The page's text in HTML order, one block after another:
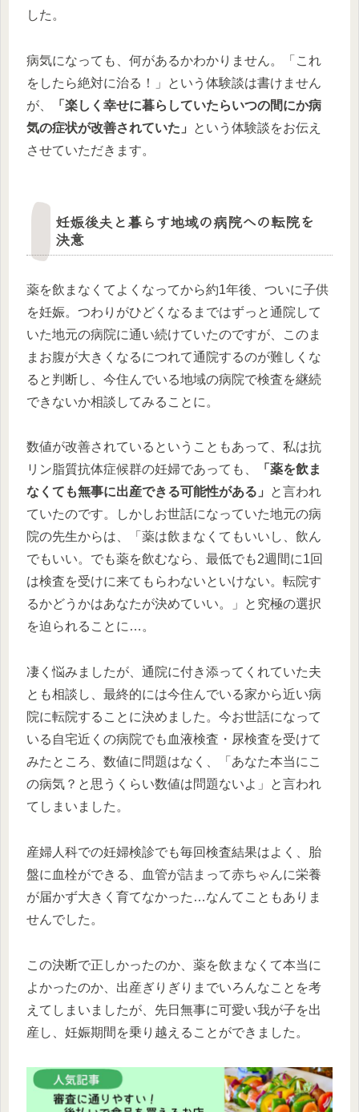
した。
病気になっても、何があるかわかりません。「これ
をしたら絶対に治る！」という体験談は書けません
が、
「楽しく幸せに暮らしていたらいつの間にか病
気の症状が改善されていた」
という体験談をお伝え
させていただきます。
妊娠後夫と暮らす地域の病院への転院を
決意
薬を飲まなくてよくなってから約1年後、ついに子供
を妊娠。つわりがひどくなるまではずっと通院して
いた地元の病院に通い続けていたのですが、このま
まお腹が大きくなるにつれて通院するのが難しくな
ると判断し、今住んでいる地域の病院で検査を継続
できないか相談してみることに。
数値が改善されているということもあって、私は抗
リン脂質抗体症候群の妊婦であっても、
「薬を飲ま
なくても無事に出産できる可能性がある」
と言われ
ていたのです。しかしお世話になっていた地元の病
院の先生からは、「薬は飲まなくてもいいし、飲ん
でもいい。でも薬を飲むなら、最低でも2週間に1回
は検査を受けに来てもらわないといけない。転院す
るかどうかはあなたが決めていい。」と究極の選択
を迫られることに…。
凄く悩みましたが、通院に付き添ってくれていた夫
とも相談し、最終的には今住んでいる家から近い病
院に転院することに決めました。今お世話になって
いる自宅近くの病院でも血液検査・尿検査を受けて
みたところ、数値に問題はなく、「あなた本当にこ
の病気？と思うくらい数値は問題ないよ」と言われ
てしまいました。
産婦人科での妊婦検診でも毎回検査結果はよく、胎
盤に血栓ができる、血管が詰まって赤ちゃんに栄養
が届かず大きく育てなかった…なんてこともありま
せんでした。
この決断で正しかったのか、薬を飲まなくて本当に
よかったのか、出産ぎりぎりまでいろんなことを考
えてしまいましたが、先日無事に可愛い我が子を出
産し、妊娠期間を乗り越えることができました。